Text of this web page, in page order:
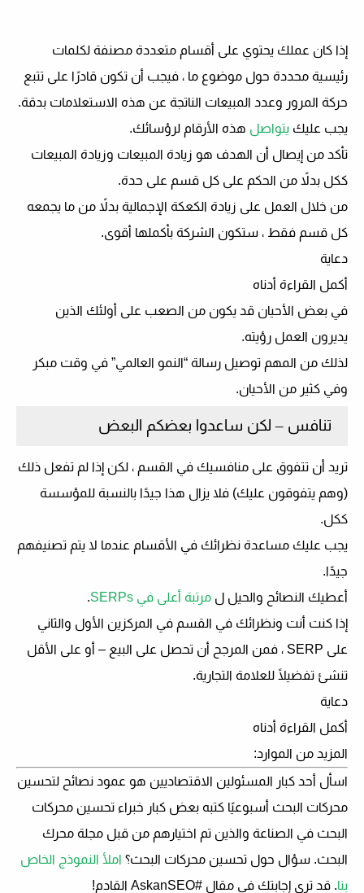
إذا كان عملك يحتوي على أقسام متعددة مصنفة لكلمات
رئيسية محددة حول موضوع ما ، فيجب أن تكون قادرًا على تتبع
حركة المرور وعدد المبيعات الناتجة عن هذه الاستعلامات بدقة.
يجب عليك يتواصل هذه الأرقام لرؤسائك.
تأكد من إيصال أن الهدف هو زيادة المبيعات وزيادة المبيعات
ككل بدلاً من الحكم على كل قسم على حدة.
من خلال العمل على زيادة الكعكة الإجمالية بدلاً من ما يجمعه
كل قسم فقط ، ستكون الشركة بأكملها أقوى.
دعاية
أكمل القراءة أدناه
في بعض الأحيان قد يكون من الصعب على أولئك الذين
يديرون العمل رؤيته.
لذلك من المهم توصيل رسالة “النمو العالمي” في وقت مبكر
وفي كثير من الأحيان.
تنافس – لكن ساعدوا بعضكم البعض
تريد أن تتفوق على منافسيك في القسم ، لكن إذا لم تفعل ذلك
(وهم يتفوقون عليك) فلا يزال هذا جيدًا بالنسبة للمؤسسة
ككل.
يجب عليك مساعدة نظرائك في الأقسام عندما لا يتم تصنيفهم
جيدًا.
أعطيك النصائح والحيل ل مرتبة أعلى في SERPs
.
إذا كنت أنت ونظرائك في القسم في المركزين الأول والثاني
على SERP ، فمن المرجح أن تحصل على البيع – أو على الأقل
تنشئ تفضيلًا للعلامة التجارية.
دعاية
أكمل القراءة أدناه
المزيد من الموارد:
اسأل أحد كبار المسئولين الاقتصاديين هو عمود نصائح لتحسين
محركات البحث أسبوعيًا كتبه بعض كبار خبراء تحسين محركات
البحث في الصناعة والذين تم اختيارهم من قبل مجلة محرك
البحث. سؤال حول تحسين محركات البحث؟ املأ النموذج الخاص
بنا. قد ترى إجابتك في مقال #AskanSEO القادم!